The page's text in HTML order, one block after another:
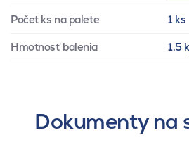
Počet ks na palete 1 ks
Hmotnosť balenia 1.5
Dokumenty na